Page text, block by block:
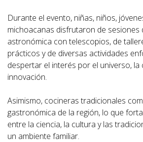
Durante el evento, niñas, niños,
michoacanas disfrutaron de sesiones
astronómica con telescopios, de
prácticos y de diversas actividades
despertar el interés por el universo, la
innovación.
Asimismo, cocineras tradicionales
gastronómica de la región, lo que
entre la ciencia, la cultura y las
un ambiente familiar.